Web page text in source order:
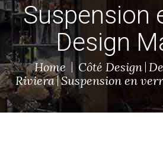
Suspension
Design
Home Côté Design
Riviera Suspension en